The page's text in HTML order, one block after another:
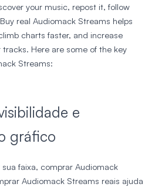
your music, repost it, follow
real Audiomack Streams helps
charts faster, and increase
Here are some of the key
Streams:
e
gráfico
faixa, comprar Audiomack
Audiomack Streams reais ajuda